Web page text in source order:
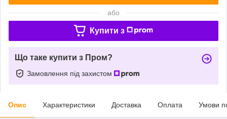
або
Купити з
Що таке купити з Пром?
Замовлення під захистом
Опис Характеристики Доставка Оплата Умови